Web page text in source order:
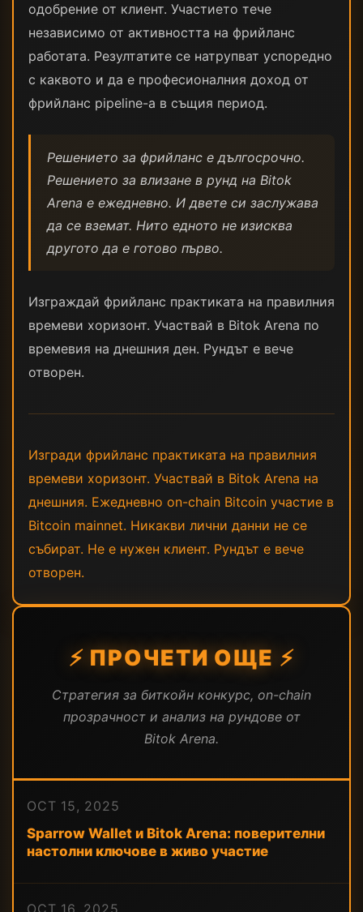
одобрение от клиент. Участието тече
независимо от активността на фрийланс
работата. Резултатите се натрупват успоредно
с каквото и да е професионалния доход от
фрийланс pipeline-а в същия период.
Решението за фрийланс е дългосрочно.
Решението за влизане в рунд на Bitok
Arena е ежедневно. И двете си заслужава
да се вземат. Нито едното не изисква
другото да е готово първо.
Изграждай фрийланс практиката на правилния
времеви хоризонт. Участвай в Bitok Arena по
времевия на днешния ден. Рундът е вече
отворен.
Изгради фрийланс практиката на правилния
времеви хоризонт. Участвай в Bitok Arena на
днешния. Ежедневно on-chain Bitcoin участие в
Bitcoin mainnet. Никакви лични данни не се
събират. Не е нужен клиент. Рундът е вече
отворен.
⚡ ПРОЧЕТИ ОЩЕ ⚡
Стратегия за биткойн конкурс, on-chain
прозрачност и анализ на рундове от
Bitok Arena.
OCT 15, 2025
Sparrow Wallet и Bitok Arena: поверителни
настолни ключове в живо участие
OCT 16, 2025